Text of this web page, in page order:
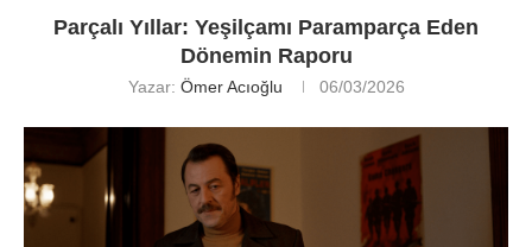
Parçalı Yıllar: Yeşilçamı Paramparça Eden
Dönemin Raporu
Yazar: Ömer Acıoğlu 06/03/2026